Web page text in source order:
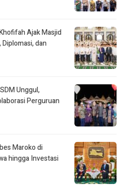
Ajak Masjid
dan
Unggul,
Perguruan
Maroko di
hingga Investasi